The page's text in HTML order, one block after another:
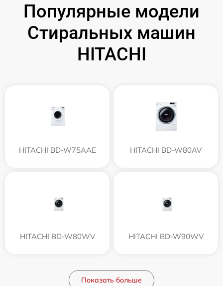
Популярные модели
Стиральных машин
HITACHI
HITACHI BD-W75AAE HITACHI BD-W80AV
HITACHI BD-W80WV HITACHI BD-W90WV
Показать больше